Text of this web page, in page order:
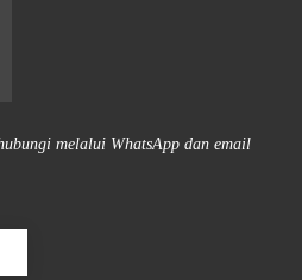
melalui WhatsApp dan email